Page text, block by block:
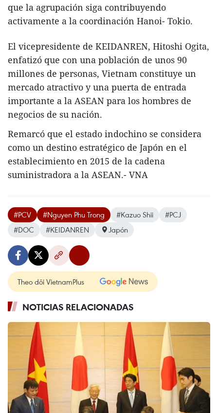
que la agrupación siga contribuyendo
activamente a la coordinación Hanoi- Tokio.
El vicepresidente de KEIDANREN, Hitoshi Ogita,
enfatizó que con una población de unos 90
millones de personas, Vietnam constituye un
mercado atractivo y una puerta de entrada
importante a la ASEAN para los hombres de
negocios de su nación.
Remarcó que el estado indochino se considera
como un destino estratégico de Japón en el
establecimiento en 2015 de la cadena
suministradora a la ASEAN.- VNA
#PCV #Nguyen Phu Trong #Kazuo Shii
#PCJ
#DOC
#KEIDANREN Japón
Theo dõi VietnamPlus
NOTICIAS RELACIONADAS